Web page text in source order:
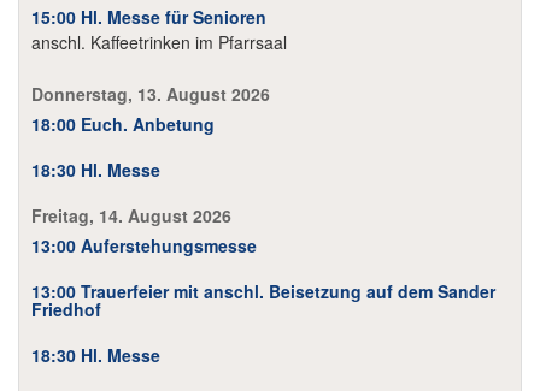
15:00 Hl. Messe für Senioren
anschl. Kaffeetrinken im Pfarrsaal
Donnerstag, 13. August 2026
18:00 Euch. Anbetung
18:30 Hl. Messe
Freitag, 14. August 2026
13:00 Auferstehungsmesse
13:00 Trauerfeier mit anschl. Beisetzung auf dem Sander
Friedhof
18:30 Hl. Messe